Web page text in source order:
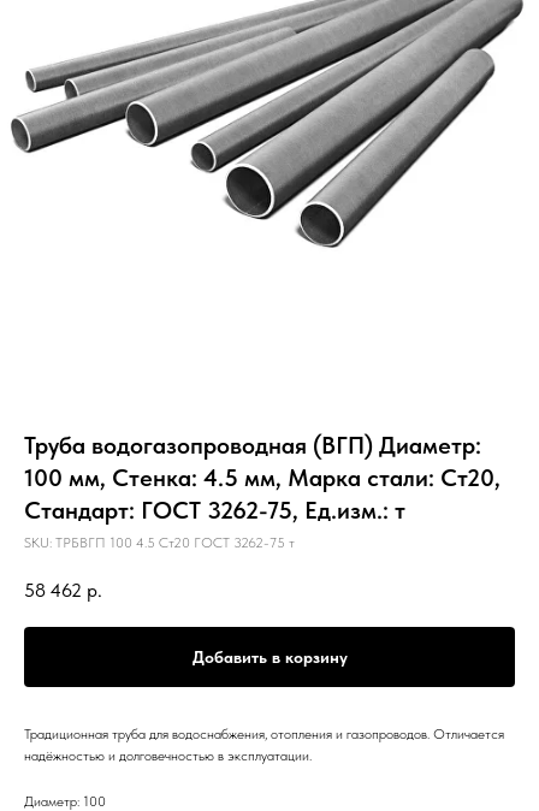
Труба водогазопроводная (ВГП) Диаметр:
100 мм, Стенка: 4.5 мм, Марка стали: Ст20,
Стандарт: ГОСТ 3262-75, Ед.изм.: т
SKU: ТРБВГП 100 4.5 Ст20 ГОСТ 3262-75 т
58 462 р.
Добавить в корзину
Традиционная труба для водоснабжения, отопления и газопроводов. Отличается
надёжностью и долговечностью в эксплуатации.
Диаметр: 100